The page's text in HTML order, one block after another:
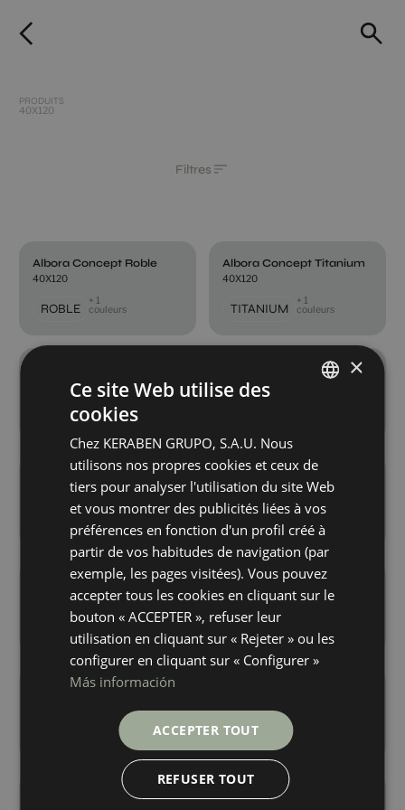
PRODUITS
40X120
Filtres
Albora Concept Roble
40X120
ROBLE
+ 1
couleurs
Albora Concept Titanium
40X120
TITANIUM
+ 1
couleurs
BLANCO
+ 10
couleurs
Borghini Concept Gold Vecchio
40X120
Borghini Decor Gold Vecchio Set 2 Pz
+ 10
40X120
BLANCO
+ 10
Fragment Concept White
WHITE
+ 1
Fragment White
40X120
WHITE
+ 1
Invisible Concept White Vecchio
couleurs WHITE
+ 10
couleurs
Invisible White Vecchio Khan Art Cream
FRENCH
×
Ce site Web utilise des
cookies
Chez KERABEN GRUPO, S.A.U. Nous
utilisons nos propres cookies et ceux de
tiers pour analyser l'utilisation du site Web
et vous montrer des publicités liées à vos
préférences en fonction d'un profil créé à
partir de vos habitudes de navigation (par
exemple, les pages visitées). Vous pouvez
accepter tous les cookies en cliquant sur le
bouton « ACCEPTER », refuser leur
utilisation en cliquant sur « Rejeter » ou les
configurer en cliquant sur « Configurer »
Más información
ACCEPTER TOUT
REFUSER TOUT